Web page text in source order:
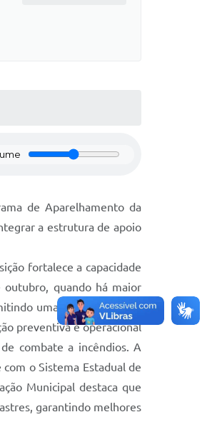
de Aparelhamento da
a estrutura de apoio
fortalece a capacidade
quando há maior
uma resposta rápida
preventiva e operacional
combate a incêndios. A
o Sistema Estadual de
Municipal destaca que
garantindo melhores